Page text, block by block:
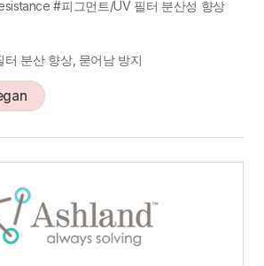
#피그먼트/UV 필터 분산성 향상
분산 향상, 묻어남 방지